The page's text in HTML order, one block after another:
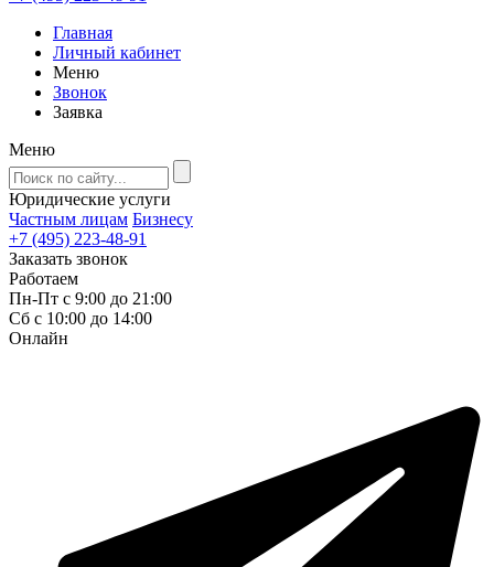
Главная
Личный кабинет
Меню
Звонок
Заявка
Меню
Юридические услуги
Частным лицам Бизнесу
+7 (495) 223-48-91
Заказать звонок
Работаем
Пн-Пт с 9:00 до 21:00
Сб с 10:00 до 14:00
Онлайн